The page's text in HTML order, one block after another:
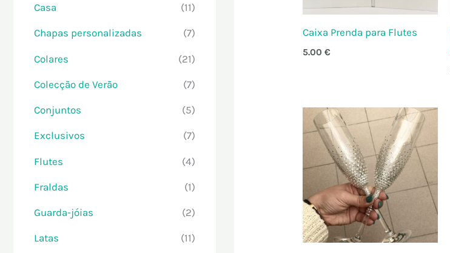
Casa (11)
Chapas personalizadas (7)
Colares (21)
Colecção de Verão (7)
Conjuntos (5)
Exclusivos (7)
Flutes (4)
Fraldas (1)
Guarda-jóias (2)
Latas (11)
Caixa Prenda para Flutes
5.00€